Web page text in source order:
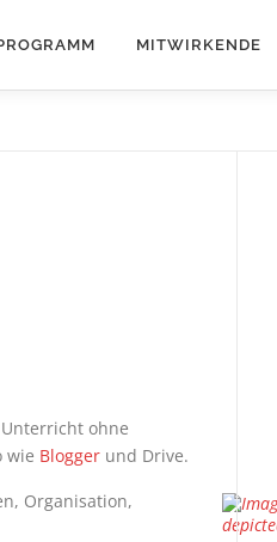
MITWIRKENDE
ohne
wie Blogger und Drive.
Organisation,